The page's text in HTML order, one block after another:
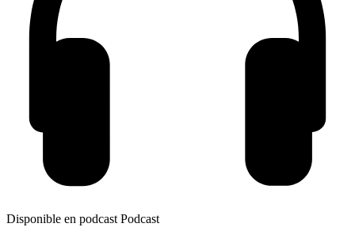
Disponible en podcast Podcast